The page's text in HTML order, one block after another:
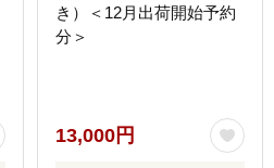
き）＜12月出荷開始予約
分＞
13,000円